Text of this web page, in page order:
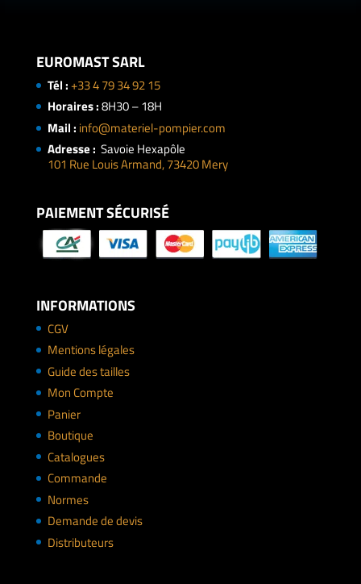
EUROMAST SARL
Tél :+33 4 79 34 92 15
Horaires :8H30 – 18H
Mail : info@materiel-pompier.com
Adresse : Savoie Hexapôle
101 Rue Louis Armand, 73420 Mery
PAIEMENT SÉCURISÉ
INFORMATIONS
CGV
Mentions légales
Guide des tailles
Mon Compte
Panier
Boutique
Catalogues
Commande
Normes
Demande de devis
Distributeurs